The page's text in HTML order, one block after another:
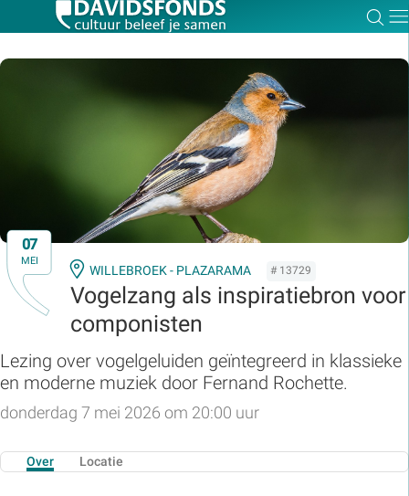
07
MEI
WILLEBROEK - PLAZARAMA # 13729
Vogelzang als inspiratiebron voor
componisten
Lezing over vogelgeluiden geïntegreerd in klassieke
en moderne muziek door Fernand Rochette.
donderdag 7 mei 2026 om 20:00 uur
Over Locatie